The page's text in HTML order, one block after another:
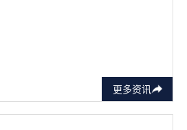
更多资讯